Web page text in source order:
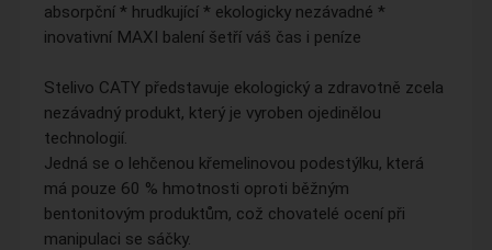
absorpční * hrudkující * ekologicky nezávadné *
inovativní MAXI balení šetří váš čas i peníze
Stelivo CATY představuje ekologický a zdravotně zcela
nezávadný produkt, který je vyroben ojedinělou
technologií.
Jedná se o lehčenou křemelinovou podestýlku, která
má pouze 60 % hmotnosti oproti běžným
bentonitovým produktům, což chovatelé ocení při
manipulaci se sáčky.